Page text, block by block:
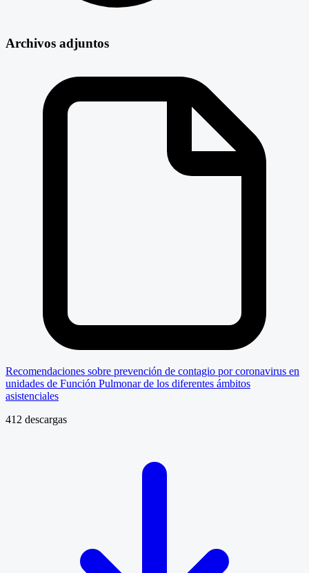
Archivos adjuntos
Recomendaciones sobre prevención de contagio por coronavirus en
unidades de Función Pulmonar de los diferentes ámbitos
asistenciales
412 descargas